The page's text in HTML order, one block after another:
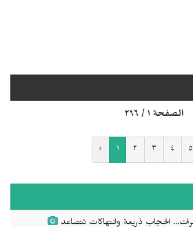
الصفحة ١ / ٢٩٦
‹ ١ ٢ ٣ ٤ ٥
الحجاب ذريعة وانتهاكات تتصاعد